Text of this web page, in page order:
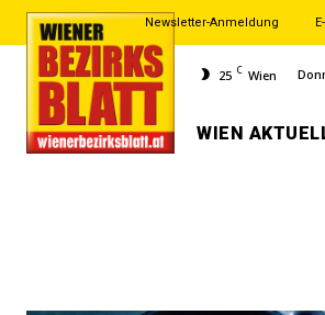
Newsletter-Anmeldung
25 C Wien
WIEN